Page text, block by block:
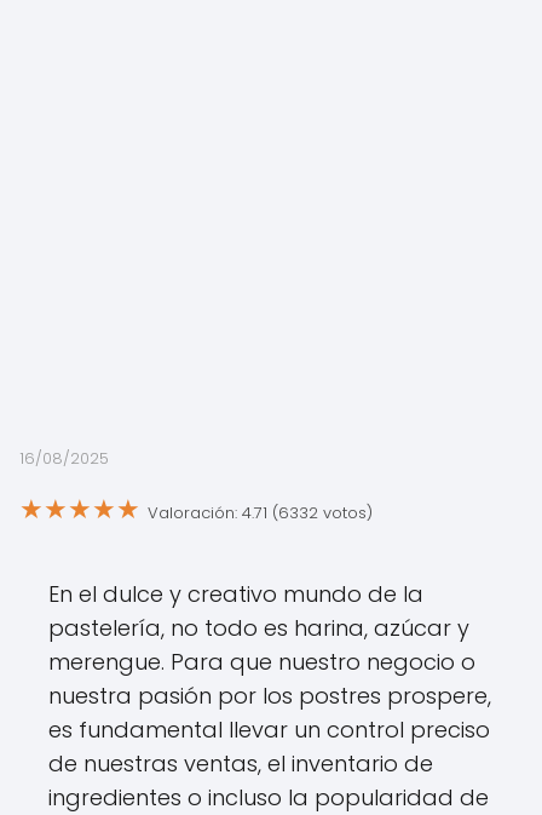
16/08/2025
★★★★★ Valoración: 4.71 (6332 votos)
En el dulce y creativo mundo de la
pastelería, no todo es harina, azúcar y
merengue. Para que nuestro negocio o
nuestra pasión por los postres prospere,
es fundamental llevar un control preciso
de nuestras ventas, el inventario de
ingredientes o incluso la popularidad de